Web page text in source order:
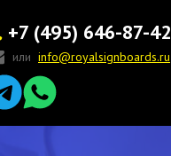
+7 (495) 646-87-42
или info@royalsignboards.ru